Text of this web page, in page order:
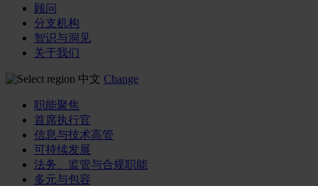
顾问
分支机构
智识与洞见
关于我们
中文 Change
职能聚焦
首席执行官
信息与技术高管
可持续发展
法务、监管与合规职能
多元与包容